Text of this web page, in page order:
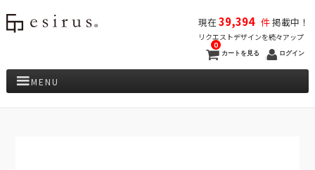
現在39,394 件掲載中！
リクエストデザインを続々アップ
カートを見る
0
ログイン
MENU